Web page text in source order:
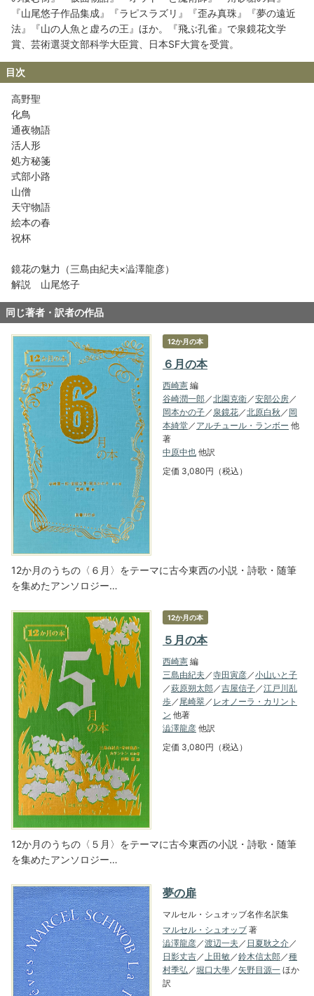
『山尾悠子作品集成』『ラピスラズリ』『歪み真珠』『夢の遠近
法』『山の人魚と虚ろの王』ほか。『飛ぶ孔雀』で泉鏡花文学
賞、芸術選奨文部科学大臣賞、日本SF大賞を受賞。
目次
高野聖
化鳥
通夜物語
活人形
処方秘箋
式部小路
山僧
天守物語
絵本の春
祝杯
鏡花の魅力（三島由紀夫×澁澤龍彦）
解説 山尾悠子
同じ著者・訳者の作品
12か月の本
６月の本
西崎憲 編
谷崎潤一郎 ／北園克衛 ／安部公房 ／
岡本かの子 ／ 泉鏡花 ／北原白秋 ／ 岡
本綺堂 ／ アルチュール・ランボー 他
著
中原中也 他訳
定価 3,080円（税込）
12か月のうちの〈６月〉をテーマに古今東西の小説・詩歌・随筆
を集めたアンソロジー…
12か月の本
５月の本
西崎憲 編
三島由紀夫 ／寺田寅彦 ／小山いと子
／萩原朔太郎 ／吉屋信子 ／江戸川乱
歩 ／ 尾崎翠 ／ レオノーラ・カリント
ン 他著
澁澤龍彦 他訳
定価 3,080円（税込）
12か月のうちの〈５月〉をテーマに古今東西の小説・詩歌・随筆
を集めたアンソロジー…
夢の扉
マルセル・シュオッブ名作名訳集
マルセル・シュオッブ 著
澁澤龍彦／渡辺一夫 ／ 日夏耿之介／
日影丈吉／上田敏／鈴木信太郎／種
村季弘／堀口大學／ 矢野目源一 ほか
訳